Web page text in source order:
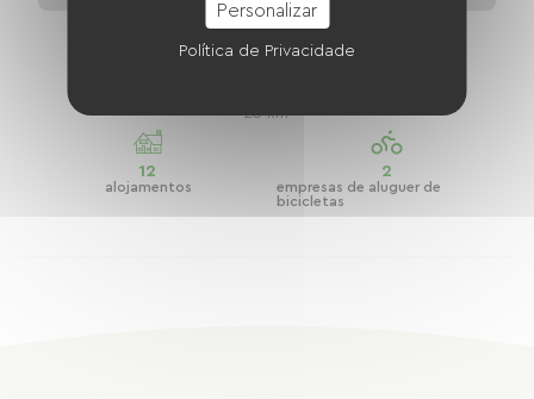
Tour pela Borgonha: Rota Verde Dijon -
Nuits-Saint-Georges
25 km
12
alojamentos
2
empresas de aluguer de
bicicletas
Personalizar
Política de Privacidade